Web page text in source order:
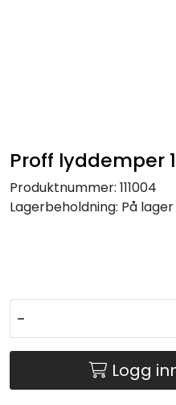
Proff lyddemper
Produktnummer: 111004
Lagerbeholdning: På lager
-
Logg